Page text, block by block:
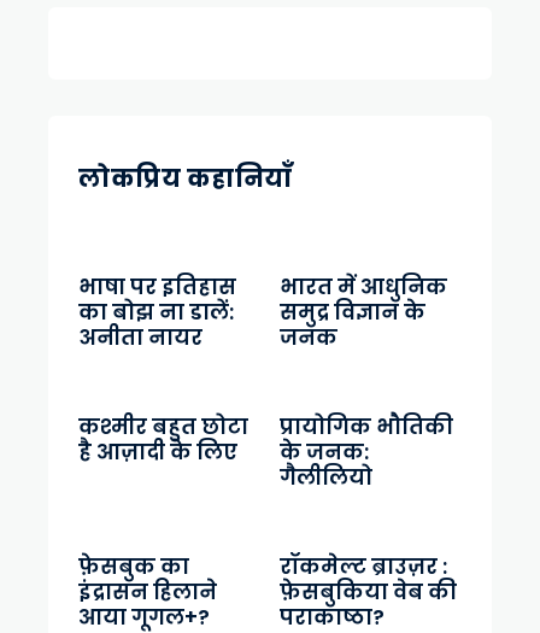
लोकप्रिय कहानियाँ
भाषा पर इतिहास
का बोझ ना डालें:
अनीता नायर
भारत में आधुनिक
समुद्र विज्ञान के
जनक
कश्मीर बहुत छोटा
है आज़ादी के लिए
प्रायोगिक भौतिकी
के जनक:
गैलीलियो
फ़ेसबुक का
इंद्रासन हिलाने
आया गूगल+?
रॉकमेल्ट ब्राउज़र :
फ़ेसबुकिया वेब की
पराकाष्ठा?